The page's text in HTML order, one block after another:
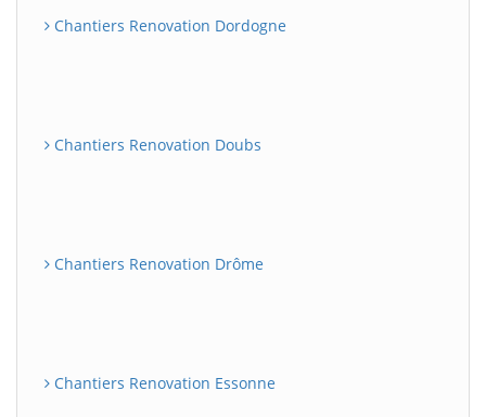
Chantiers Renovation Dordogne
Chantiers Renovation Doubs
Chantiers Renovation Drôme
Chantiers Renovation Essonne